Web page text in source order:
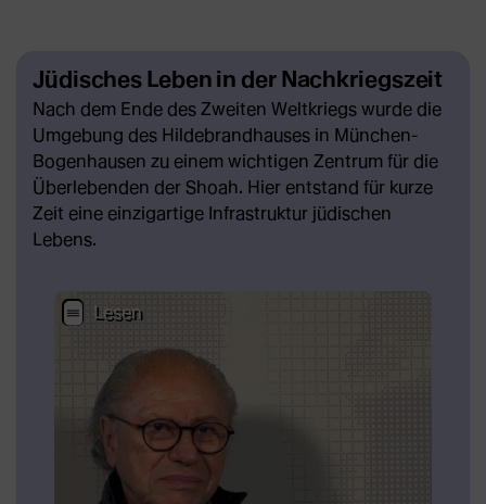
Jüdisches Leben in der Nachkriegszeit
Nach dem Ende des Zweiten Weltkriegs wurde die
Umgebung des Hildebrandhauses in München-
Bogenhausen zu einem wichtigen Zentrum für die
Überlebenden der Shoah. Hier entstand für kurze
Zeit eine einzigartige Infrastruktur jüdischen
Lebens.